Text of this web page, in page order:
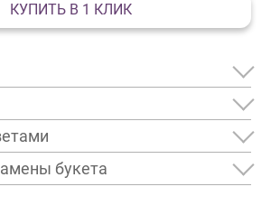
КУПИТЬ В 1 КЛИК
букета